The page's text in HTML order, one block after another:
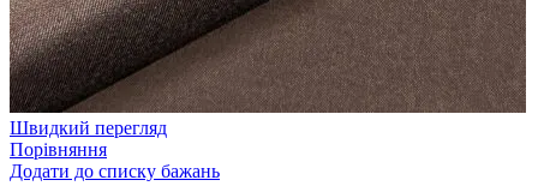
Швидкий перегляд
Порівняння
Додати до списку бажань